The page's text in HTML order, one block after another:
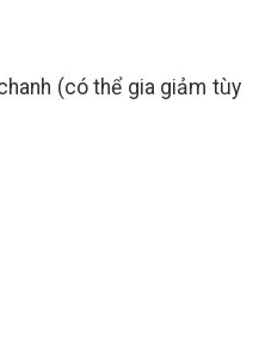
(có thể gia giảm tùy